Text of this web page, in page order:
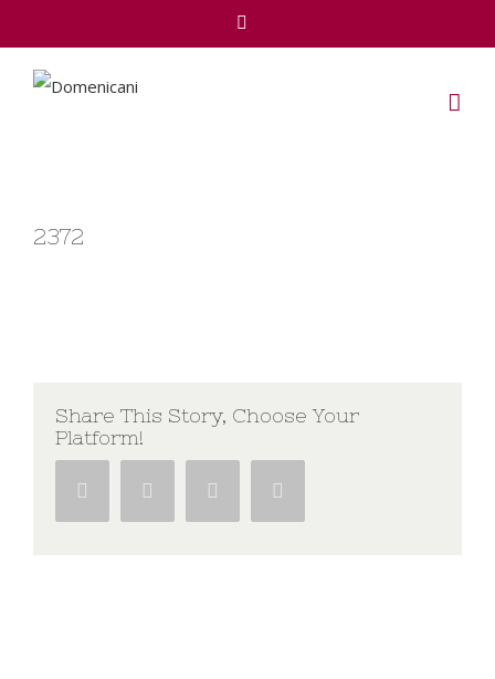
2372
Share This Story, Choose Your
Platform!
Facebook Twitter Google+